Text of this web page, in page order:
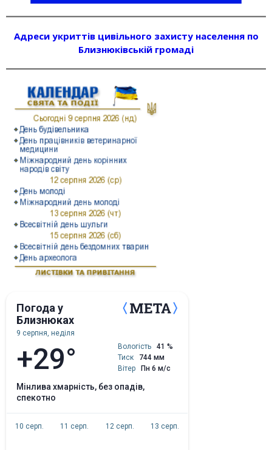
Адреси укриттів цивільного захисту населення по
Близнюківській громаді
Погода у
Близнюках
9 серпня, неділя
+29° Вологість
41 %
Тиск
744 мм
Вітер
Пн 6 м/с
мінлива хмарність, без опадів,
спекотно
10 серп. 11 серп. 12 серп. 13 серп.